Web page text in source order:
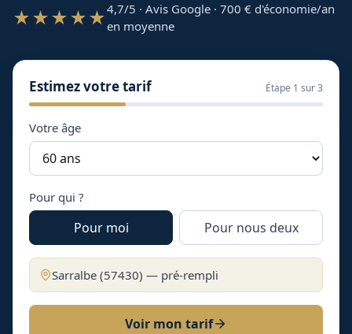
★★★★★4,7/5 · Avis Google · 700 € d'économie/an
en moyenne
Estimez votre tarif Étape 1 sur 3
Votre âge
Pour qui ?
Pour moi Pour nous deux
Sarralbe (57430) — pré-rempli
Voir mon tarif